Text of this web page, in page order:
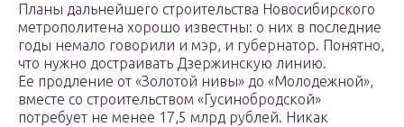
Планы дальнейшего строительства Новосибирского
метрополитена хорошо известны: о них в последние
годы немало говорили и мэр, и губернатор. Понятно,
что нужно достраивать Дзержинскую линию.
Ее продление от «Золотой нивы» до «Молодежной»,
вместе со строительством «Гусинобродской»
потребует не менее 17,5 млрд рублей. Никак